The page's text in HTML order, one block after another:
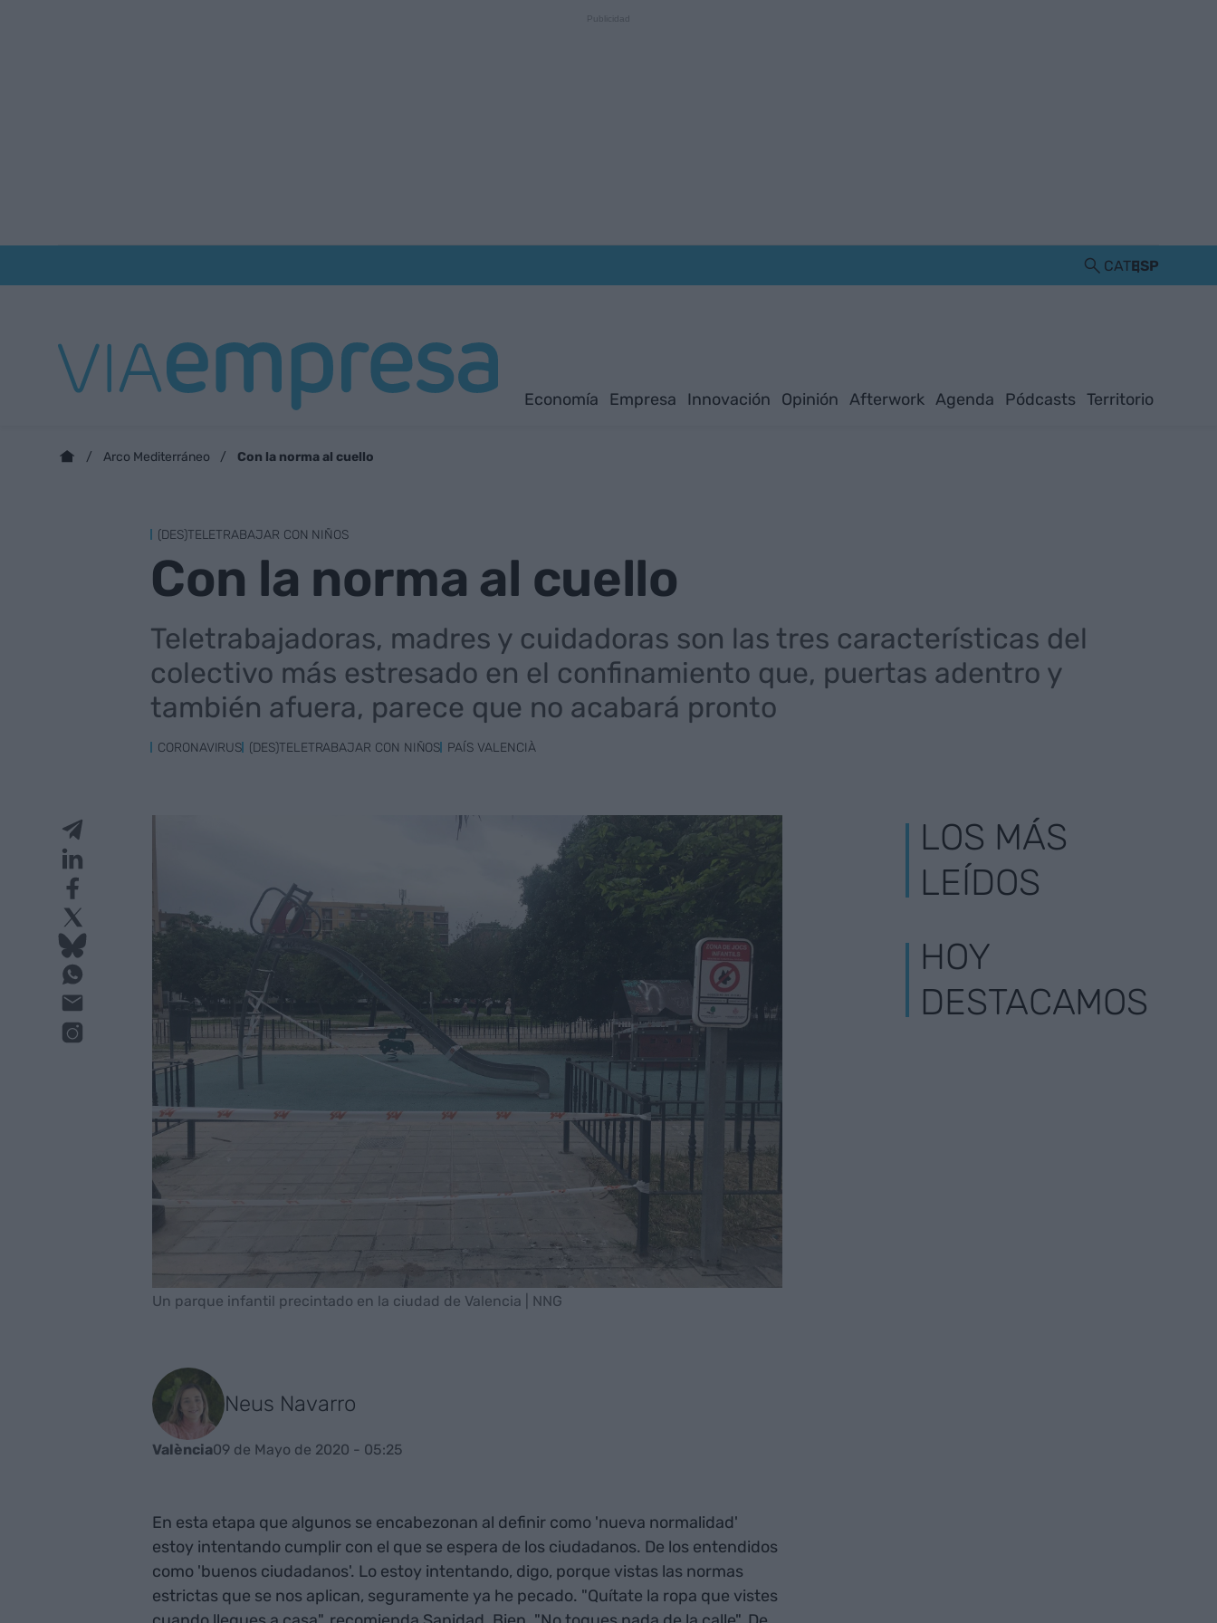
CATESP
Economía Empresa Innovación Opinión Afterwork Agenda Pódcasts Territorio
Arco Mediterráneo Con la norma al cuello
(DES)TELETRABAJAR CON NIÑOS
Con la norma al cuello
Teletrabajadoras, madres y cuidadoras son las tres características del
colectivo más estresado en el confinamiento que, puertas adentro y
también afuera, parece que no acabará pronto
CORONAVIRUS (DES)TELETRABAJAR CON NIÑOS PAÍS VALENCIÀ
Un parque infantil precintado en la ciudad de Valencia | NNG
Neus Navarro
València09 de Mayo de 2020 - 05:25
En esta etapa que algunos se encabezonan al definir como 'nueva normalidad'
estoy intentando cumplir con el que se espera de los ciudadanos. De los entendidos
como 'buenos ciudadanos'. Lo estoy intentando, digo, porque vistas las normas
estrictas que se nos aplican, seguramente ya he pecado. "Quítate la ropa que vistes
LOS MÁS
LEÍDOS
HOY
DESTACAMOS